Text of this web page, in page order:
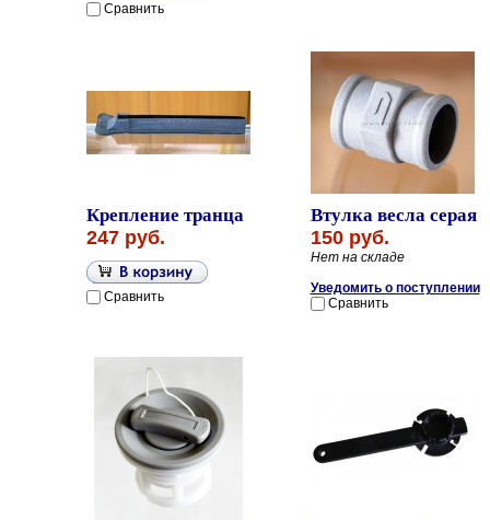
Сравнить
Крепление транца
247 руб.
Сравнить
Втулка весла серая
150 руб.
Нет на складе
Уведомить о поступлении
Сравнить